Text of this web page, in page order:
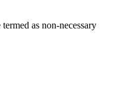
as non-necessary